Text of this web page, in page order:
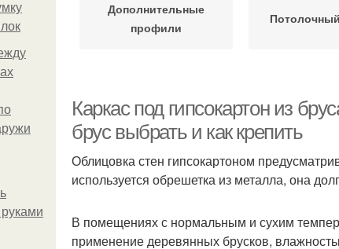
Дополнительные
профили
Каркас под гипсокартон из
брус выбрать и как крепить
Облицовка стен гипсокартоном
используется обрешетка из металла, она
В помещениях с нормальным и сухим
применение деревянных брусков,